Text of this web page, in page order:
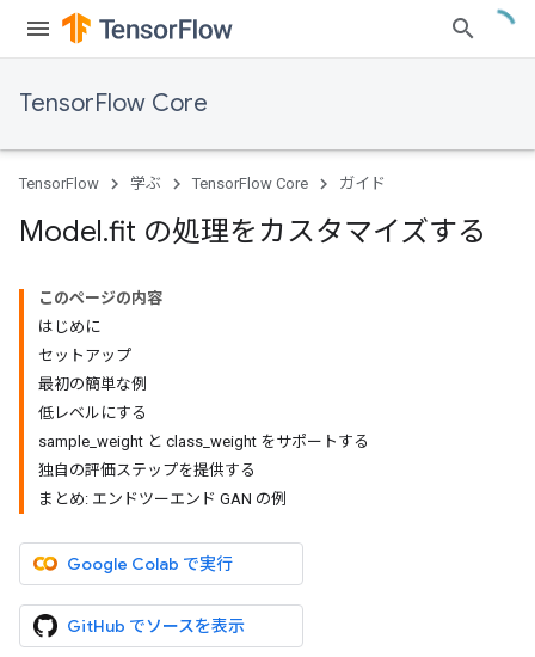
TensorFlow Core
TensorFlow 学ぶ TensorFlow Core ガイド
Model.fit の処理をカスタマイズする
このページの内容
はじめに
セットアップ
最初の簡単な例
低レベルにする
sample_weight と class_weight をサポートする
独自の評価ステップを提供する
まとめ: エンドツーエンド GAN の例
Google Colab で実行
GitHub でソースを表示